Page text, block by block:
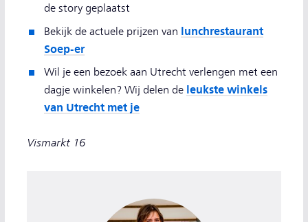
de story geplaatst
Bekijk de actuele prijzen van lunchrestaurant
Soep-er
Wil je een bezoek aan Utrecht verlengen met een
dagje winkelen? Wij delen de leukste winkels
van Utrecht met je
Vismarkt 16
Janine de Roode, eigenaar van Soep-er